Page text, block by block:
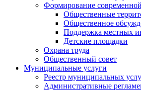
Формирование
Общественные
Общественное
Поддержка местных
Детские площадки
Охрана труда
Общественный совет
Муниципальные услуги
Реестр муниципальных
Административные